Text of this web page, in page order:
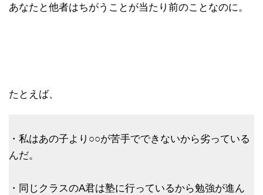
あなたと他者はちがうことが当たり前のことなのに。
たとえば、
・私はあの子より○○が苦手でできないから劣っている
んだ。
・同じクラスのA君は塾に行っているから勉強が進ん